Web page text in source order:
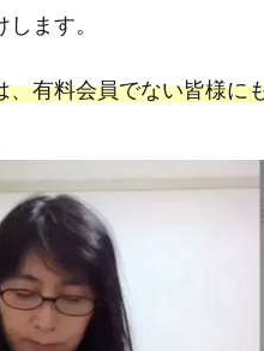
ます。
、有料会員でない皆様に